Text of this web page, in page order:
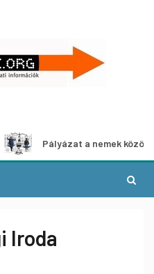
Pályázat a nemek közötti
Iroda